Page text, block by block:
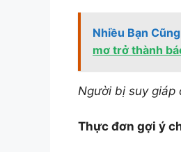
Nhiều Bạn
mơ trở thành
Người bị suy giáp
Thực đơn gợi ý